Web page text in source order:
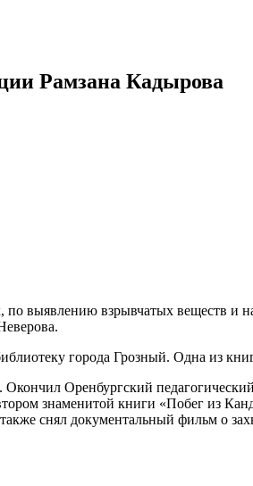
Рамзана Кадырова
выявлению взрывчатых веществ и
города Грозный. Одна из
Оренбургский
знаменитой книги «Побег из
снял документальный фильм о